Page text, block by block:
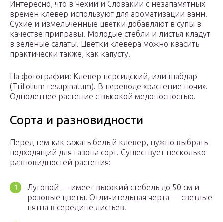
Интересно, что в Чехии и Словакии с незапамятных
времен клевер используют для ароматизации ванн.
Сухие и измельченные цветки добавляют в супы в
качестве приправы. Молодые стебли и листья кладут
в зеленые салаты. Цветки клевера можно квасить
практически также, как капусту.
На фотографии: Клевер персидский, или шабдар
(Trifolium resupinatum). В переводе «растение ночи».
Однолетнее растение с высокой медоносностью.
Сорта и разновидности
Перед тем как сажать белый клевер, нужно выбрать
подходящий для газона сорт. Существует несколько
разновидностей растения:
Луговой — имеет высокий стебель до 50 см и
розовые цветы. Отличительная черта — светлые
пятна в середине листьев.